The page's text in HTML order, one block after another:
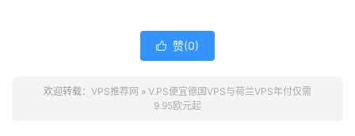
 赞(0)
欢迎转载： VPS推荐网 » V.PS便宜德国VPS与荷兰VPS年付仅需
9.95欧元起